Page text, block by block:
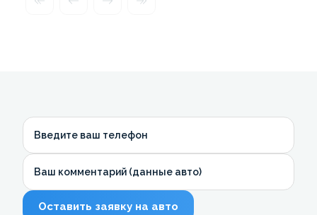
Введите ваш телефон
Ваш комментарий (данные авто)
Оставить заявку на авто